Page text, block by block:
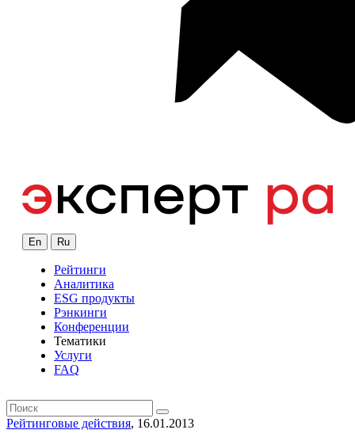
En Ru
Рейтинги
Аналитика
ESG продукты
Рэнкинги
Конференции
Тематики
Услуги
FAQ
Рейтинговые действия, 16.01.2013